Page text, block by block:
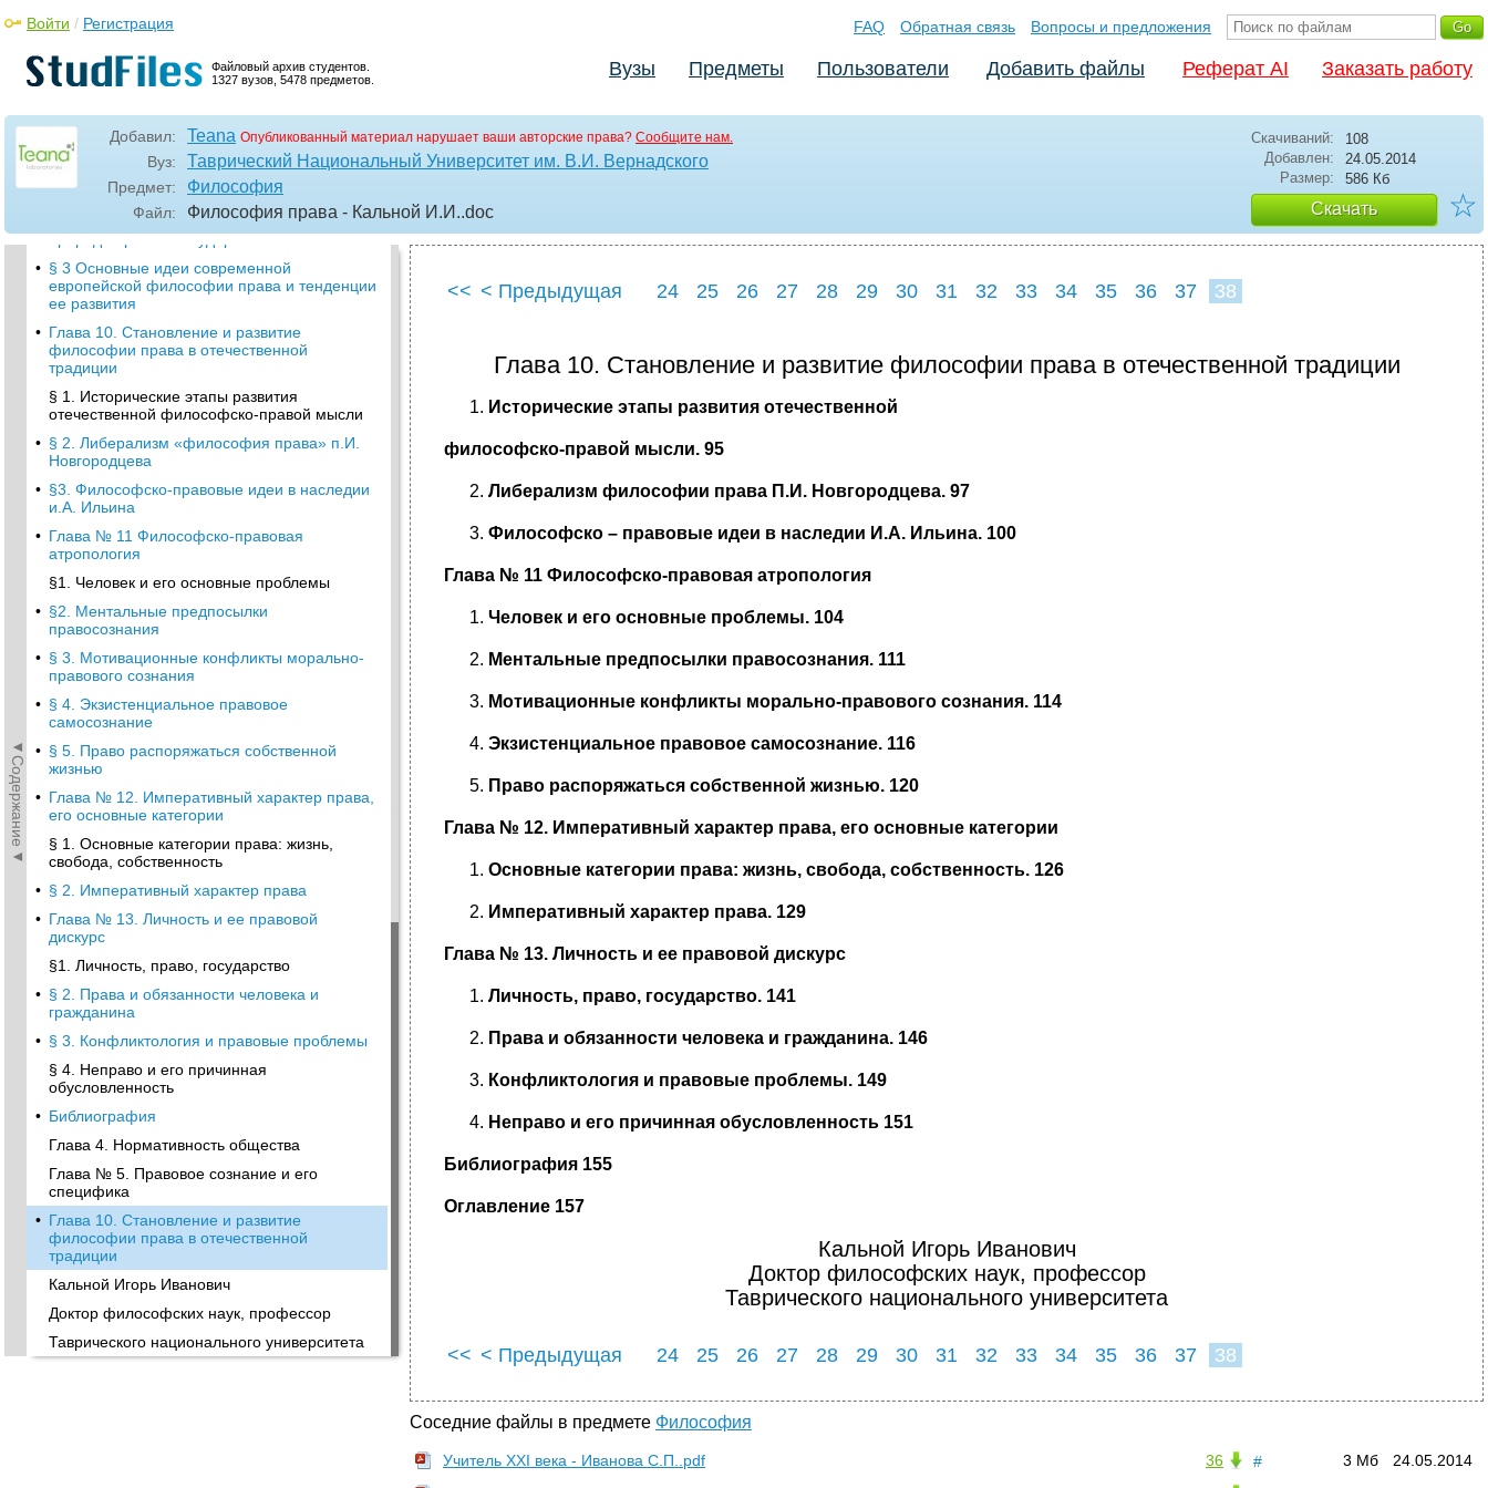
Файловый архив студентов.
1327 вузов, 5478 предметов.
Войти / Регистрация FAQ Обратная связь Вопросы и предложения
Вузы Предметы Пользователи Добавить файлы Реферат AI Заказать работу
Добавил: Teana Опубликованный материал нарушает ваши авторские права? Сообщите нам.
Вуз: Таврический Национальный Университет им. В.И. Вернадского
Предмет: Философия
Файл: Философия права - Кальной И.И..doc
Скачиваний:
108
Добавлен:
24.05.2014
Размер:
586 Кб
Скачать ☆
◄Содержание◄
• § 4. Особенности римского права.
§ 5. Специфика становления и
осуществления исламского права
становление и развитие в
западноевропейской традиции
§ 1. Предпосылки европейской философии
права
§ 2. Немецкая классическая философия о
природе права и государства
• § 3 Основные идеи современной
европейской философии права и тенденции
ее развития
• Глава 10. Становление и развитие
философии права в отечественной
традиции
§ 1. Исторические этапы развития
отечественной философско-правой мысли
• § 2. Либерализм «философия права» п.И.
Новгородцева
• §3. Философско-правовые идеи в наследии
и.А. Ильина
• Глава № 11 Философско-правовая
атропология
§1. Человек и его основные проблемы
• §2. Ментальные предпосылки
правосознания
• § 3. Мотивационные конфликты морально-
правового сознания
• § 4. Экзистенциальное правовое
самосознание
• § 5. Право распоряжаться собственной
жизнью
• Глава № 12. Императивный характер права,
его основные категории
§ 1. Основные категории права: жизнь,
свобода, собственность
• § 2. Императивный характер права
• Глава № 13. Личность и ее правовой
дискурс
§1. Личность, право, государство
• § 2. Права и обязанности человека и
гражданина
• § 3. Конфликтология и правовые проблемы
§ 4. Неправо и его причинная
обусловленность
• Библиография
Глава 4. Нормативность общества
Глава № 5. Правовое сознание и его
специфика
• Глава 10. Становление и развитие
философии права в отечественной
традиции
Кальной Игорь Иванович
Доктор философских наук, профессор
Таврического национального университета
<< < Предыдущая 24 25 26 27 28 29 30 31 32 33 34 35 36 37 38
Глава 10. Становление и развитие философии права в отечественной традиции
Исторические этапы развития отечественной
философско-правой мысли. 95
Либерализм философии права П.И. Новгородцева. 97
Философско – правовые идеи в наследии И.А. Ильина. 100
Глава № 11 Философско-правовая атропология
Человек и его основные проблемы. 104
Ментальные предпосылки правосознания. 111
Мотивационные конфликты морально-правового сознания. 114
Экзистенциальное правовое самосознание. 116
Право распоряжаться собственной жизнью. 120
Глава № 12. Императивный характер права, его основные категории
Основные категории права: жизнь, свобода, собственность. 126
Императивный характер права. 129
Глава № 13. Личность и ее правовой дискурс
Личность, право, государство. 141
Права и обязанности человека и гражданина. 146
Конфликтология и правовые проблемы. 149
Неправо и его причинная обусловленность 151
Библиография 155
Оглавление 157
Кальной Игорь Иванович
Доктор философских наук, профессор
Таврического национального университета
<< < Предыдущая 24 25 26 27 28 29 30 31 32 33 34 35 36 37 38
Соседние файлы в предмете Философия
# 24.05.2014
3 Мб
36
Учитель XXI века - Иванова С.П..pdf